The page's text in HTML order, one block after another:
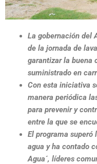
La gobernación del
de la jornada de
garantizar la buena
suministrado en
Con esta iniciativa
manera periódica
para prevenir y
entre la que se
El programa
agua y ha contado
Agua´, líderes